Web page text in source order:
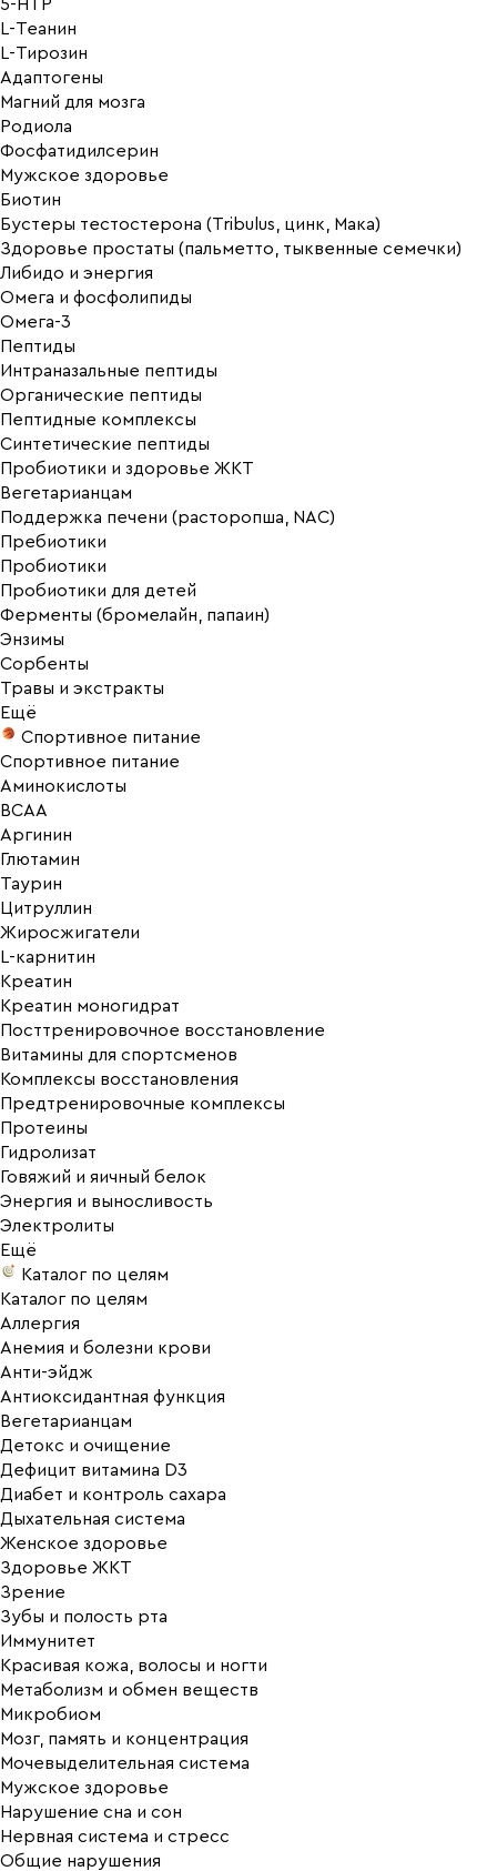
5-HTP
L-Теанин
L-Тирозин
Адаптогены
Магний для мозга
Родиола
Фосфатидилсерин
Мужское здоровье
Биотин
Бустеры тестостерона (Tribulus, цинк, Мака)
Здоровье простаты (пальметто, тыквенные семечки)
Либидо и энергия
Омега и фосфолипиды
Омега-3
Пептиды
Интраназальные пептиды
Органические пептиды
Пептидные комплексы
Синтетические пептиды
Пробиотики и здоровье ЖКТ
Вегетарианцам
Поддержка печени (расторопша, NAC)
Пребиотики
Пробиотики
Пробиотики для детей
Ферменты (бромелайн, папаин)
Энзимы
Сорбенты
Травы и экстракты
Ещё
Спортивное питание
Спортивное питание
Аминокислоты
BCAA
Аргинин
Глютамин
Таурин
Цитруллин
Жиросжигатели
L-карнитин
Креатин
Креатин моногидрат
Посттренировочное восстановление
Витамины для спортсменов
Комплексы восстановления
Предтренировочные комплексы
Протеины
Гидролизат
Говяжий и яичный белок
Энергия и выносливость
Электролиты
Ещё
Каталог по целям
Каталог по целям
Аллергия
Анемия и болезни крови
Анти-эйдж
Антиоксидантная функция
Вегетарианцам
Детокс и очищение
Дефицит витамина D3
Диабет и контроль сахара
Дыхательная система
Женское здоровье
Здоровье ЖКТ
Зрение
Зубы и полость рта
Иммунитет
Красивая кожа, волосы и ногти
Метаболизм и обмен веществ
Микробиом
Мозг, память и концентрация
Мочевыделительная система
Мужское здоровье
Нарушение сна и сон
Нервная система и стресс
Общие нарушения